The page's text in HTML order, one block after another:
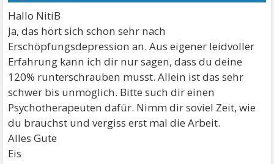
Hallo NitiB
Ja, das hört sich schon sehr nach
Erschöpfungsdepression an. Aus eigener leidvoller
Erfahrung kann ich dir nur sagen, dass du deine
120% runterschrauben musst. Allein ist das sehr
schwer bis unmöglich. Bitte such dir einen
Psychotherapeuten dafür. Nimm dir soviel Zeit, wie
du brauchst und vergiss erst mal die Arbeit.
Alles Gute
Eis